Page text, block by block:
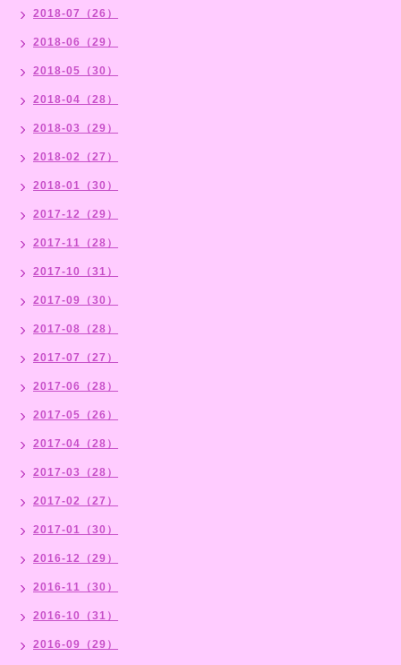
2018-07（26）
2018-06（29）
2018-05（30）
2018-04（28）
2018-03（29）
2018-02（27）
2018-01（30）
2017-12（29）
2017-11（28）
2017-10（31）
2017-09（30）
2017-08（28）
2017-07（27）
2017-06（28）
2017-05（26）
2017-04（28）
2017-03（28）
2017-02（27）
2017-01（30）
2016-12（29）
2016-11（30）
2016-10（31）
2016-09（29）